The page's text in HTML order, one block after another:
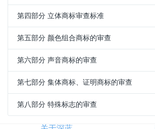
第四部分 立体商标审查标准
第五部分 颜色组合商标的审查
第六部分 声音商标的审查
第七部分 集体商标、证明商标的审查
第八部分 特殊标志的审查